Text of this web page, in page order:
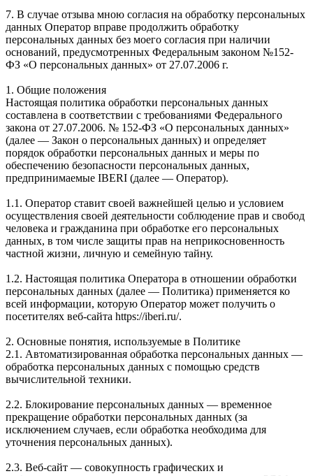
7. В случае отзыва мною согласия на обработку персональных
данных Оператор вправе продолжить обработку
персональных данных без моего согласия при наличии
оснований, предусмотренных Федеральным законом №152-
ФЗ «О персональных данных» от 27.07.2006 г.
1. Общие положения
Настоящая политика обработки персональных данных
составлена в соответствии с требованиями Федерального
закона от 27.07.2006. № 152-ФЗ «О персональных данных»
(далее — Закон о персональных данных) и определяет
порядок обработки персональных данных и меры по
обеспечению безопасности персональных данных,
предпринимаемые IBERI (далее — Оператор).
1.1. Оператор ставит своей важнейшей целью и условием
осуществления своей деятельности соблюдение прав и свобод
человека и гражданина при обработке его персональных
данных, в том числе защиты прав на неприкосновенность
частной жизни, личную и семейную тайну.
1.2. Настоящая политика Оператора в отношении обработки
персональных данных (далее — Политика) применяется ко
всей информации, которую Оператор может получить о
посетителях веб-сайта https://iberi.ru/.
2. Основные понятия, используемые в Политике
2.1. Автоматизированная обработка персональных данных —
обработка персональных данных с помощью средств
вычислительной техники.
2.2. Блокирование персональных данных — временное
прекращение обработки персональных данных (за
исключением случаев, если обработка необходима для
уточнения персональных данных).
2.3. Веб-сайт — совокупность графических и